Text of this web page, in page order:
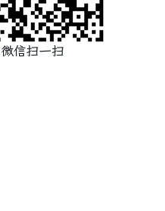
微信扫一扫